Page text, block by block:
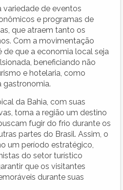
variedade de eventos
e programas de
que atraem tanto os
Com a movimentação
de que a economia local seja
beneficiando não
e hotelaria, como
gastronomia.
da Bahia, com suas
torna a região um destino
fugir do frio durante os
partes do Brasil. Assim, o
um período estratégico,
do setor turístico
que os visitantes
durante suas